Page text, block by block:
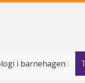
i barnehagen